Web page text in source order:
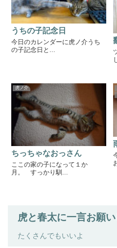
うちの子記念日
今日のカレンダーに虎ノ介うち
の子記念日と...
虎ノ介
ちっちゃなおっさん
ここの家の子になって１か
月。 すっかり馴...
虎と春太に一言お願
たくさんでもいいよ